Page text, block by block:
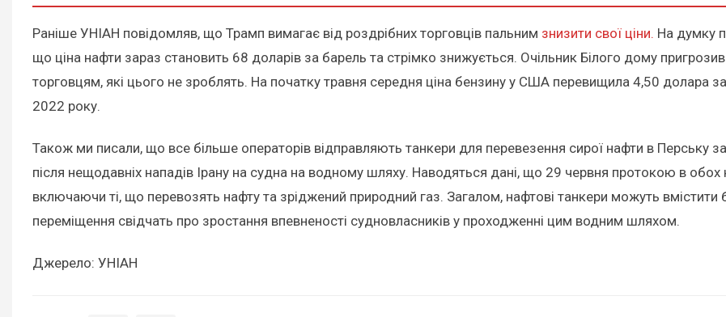
Раніше УНІАН повідомляв, що Трамп вимагає від роздрібних торговців пальним знизити свої ціни. На думку
що ціна нафти зараз становить 68 доларів за барель та стрімко знижується. Очільник Білого дому
торговцям, які цього не зроблять. На початку травня середня ціна бензину у США перевищила 4,50 долара
2022 року.
Також ми писали, що все більше операторів відправляють танкери для перевезення сирої нафти в Перську
після нещодавніх нападів Ірану на судна на водному шляху. Наводяться дані, що 29 червня протокою в
включаючи ті, що перевозять нафту та зріджений природний газ. Загалом, нафтові танкери можуть вмістити
переміщення свідчать про зростання впевненості судновласників у проходженні цим водним шляхом.
Джерело: УНІАН